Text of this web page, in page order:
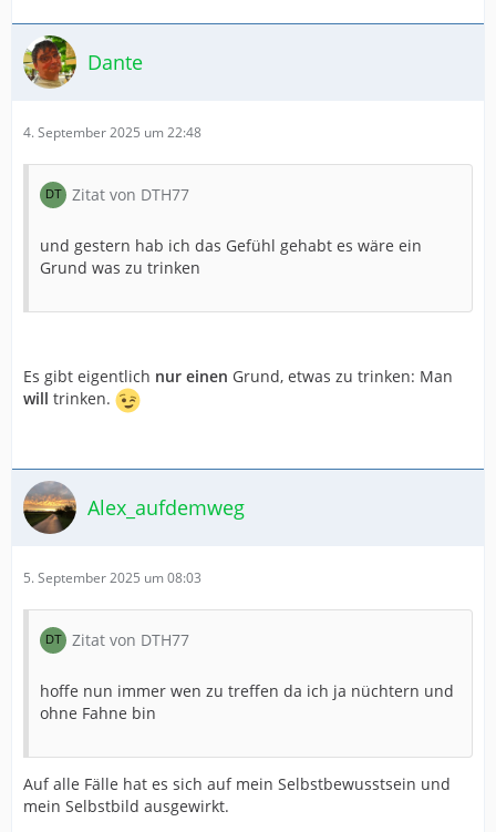
Dante
4. September 2025 um 22:48
Zitat von DTH77
und gestern hab ich das Gefühl gehabt es wäre ein
Grund was zu trinken
Es gibt eigentlich nur einen Grund, etwas zu trinken: Man
will trinken.
Alex_aufdemweg
5. September 2025 um 08:03
Zitat von DTH77
hoffe nun immer wen zu treffen da ich ja nüchtern und
ohne Fahne bin
Auf alle Fälle hat es sich auf mein Selbstbewusstsein und
mein Selbstbild ausgewirkt.